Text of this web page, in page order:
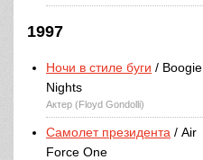
1997
Ночи в стиле буги / Boogie
Nights
Актер (Floyd Gondolli)
Самолет президента / Air
Force One